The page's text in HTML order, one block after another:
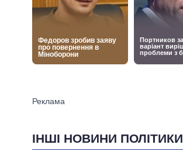
ІНШІ НОВИНИ ПОЛІТИКИ